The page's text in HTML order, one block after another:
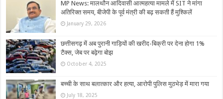
MP News: मालथौन आदिवासी आत्महत्या मामले में SIT ने मांगा
अतिरिक्त समय, बीजेपी के पूर्व मंत्री की बढ़ सकती हैं मुश्किलें
January 29, 2026
छत्तीसगढ़ में अब पुरानी गाड़ियों की खरीद-बिक्री पर देना होगा 1%
टैक्स, जेब पर बढ़ेगा बोझ
October 4, 2025
बच्ची के साथ बलात्कार और हत्या, आरोपी पुलिस मुठभेड़ में मारा गया
July 18, 2025